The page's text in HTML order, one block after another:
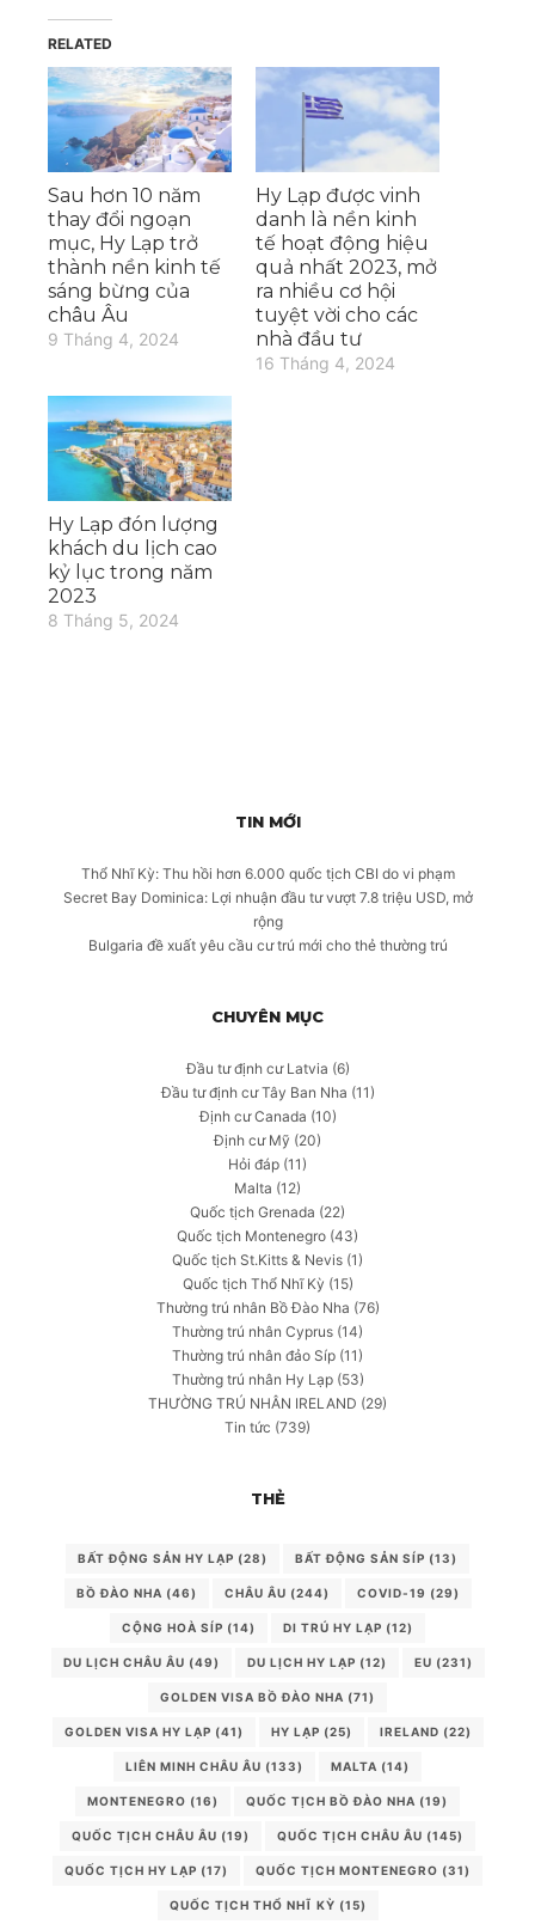
RELATED
Sau hơn 10 năm
thay đổi ngoạn
mục, Hy Lạp trở
thành nền kinh tế
sáng bừng của
châu Âu
9 Tháng 4, 2024
Hy Lạp được vinh
danh là nền kinh
tế hoạt động hiệu
quả nhất 2023, mở
ra nhiều cơ hội
tuyệt vời cho các
nhà đầu tư
16 Tháng 4, 2024
Hy Lạp đón lượng
khách du lịch cao
kỷ lục trong năm
2023
8 Tháng 5, 2024
TIN MỚI
Thổ Nhĩ Kỳ: Thu hồi hơn 6.000 quốc tịch CBI do vi phạm
Secret Bay Dominica: Lợi nhuận đầu tư vượt 7.8 triệu USD, mở
rộng
Bulgaria đề xuất yêu cầu cư trú mới cho thẻ thường trú
CHUYÊN MỤC
Đầu tư định cư Latvia (6)
Đầu tư định cư Tây Ban Nha (11)
Định cư Canada (10)
Định cư Mỹ (20)
Hỏi đáp (11)
Malta (12)
Quốc tịch Grenada (22)
Quốc tịch Montenegro (43)
Quốc tịch St.Kitts & Nevis (1)
Quốc tịch Thổ Nhĩ Kỳ (15)
Thường trú nhân Bồ Đào Nha (76)
Thường trú nhân Cyprus (14)
Thường trú nhân đảo Síp (11)
Thường trú nhân Hy Lạp(53)
THƯỜNG TRÚ NHÂN IRELAND (29)
Tin tức (739)
THẺ
BẤT ĐỘNG SẢN HY LẠP (28) BẤT ĐỘNG SẢN SÍP (13)
BỒ ĐÀO NHA (46) CHÂU ÂU (244) COVID-19 (29)
CỘNG HOÀ SÍP (14) DI TRÚ HY LẠP (12)
DU LỊCH CHÂU ÂU (49) DU LỊCH HY LẠP (12) EU (231)
GOLDEN VISA BỒ ĐÀO NHA (71)
GOLDEN VISA HY LẠP (41) HY LẠP (25) IRELAND (22)
LIÊN MINH CHÂU ÂU (133) MALTA (14)
MONTENEGRO (16) QUỐC TỊCH BỒ ĐÀO NHA (19)
QUỐC TỊCH CHÂU ÂU (19) QUỐC TỊCH CHÂU ÂU (145)
QUỐC TỊCH HY LẠP (17) QUỐC TỊCH MONTENEGRO (31)
QUỐC TỊCH THỔ NHĨ KỲ (15)